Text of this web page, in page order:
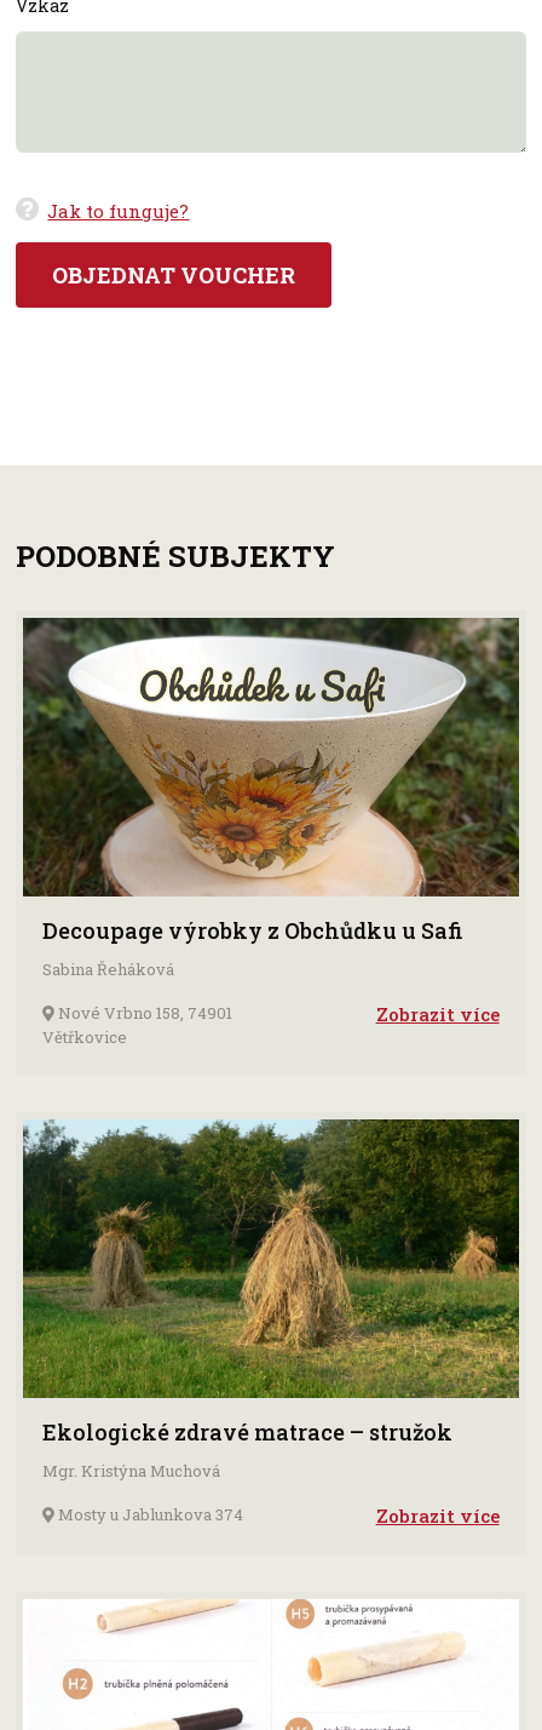
Vzkaz
Jak to funguje?
PODOBNÉ SUBJEKTY
Decoupage výrobky z Obchůdku u Safi
Sabina Řeháková
Nové Vrbno 158, 74901
Větřkovice
Zobrazit více
Ekologické zdravé matrace – stružok
Mgr. Kristýna Muchová
Mosty u Jablunkova 374
Zobrazit více